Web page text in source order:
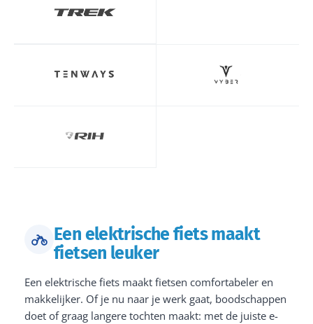
Een elektrische fiets maakt
fietsen leuker
Een elektrische fiets maakt fietsen comfortabeler en
makkelijker. Of je nu naar je werk gaat, boodschappen
doet of graag langere tochten maakt: met de juiste e-